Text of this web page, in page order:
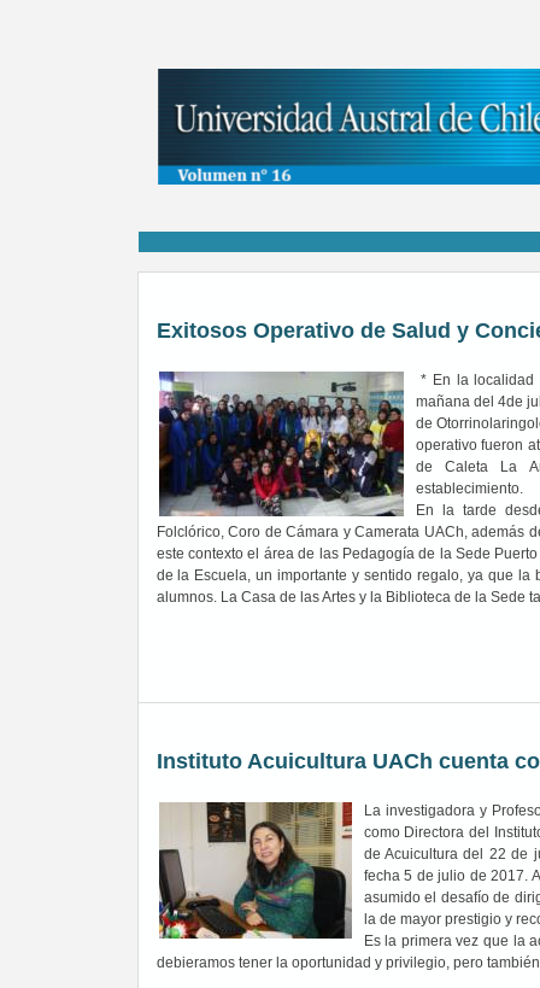
Exitosos Operativo de Salud y
* En la localidad
mañana del 4de
de
operativo fueron
de Caleta La
establecimiento.
En la tarde
Folclórico, Coro de Cámara y Camerata UACh, además
este contexto el área de las Pedagogía de la Sede
de la Escuela, un importante y sentido regalo, ya que
alumnos. La Casa de las Artes y la Biblioteca de la Sede
Instituto Acuicultura UACh cuenta
La investigadora y
como Directora del
de Acuicultura del 22 de
fecha 5 de julio de 2017.
asumido el desafío de
la de mayor prestigio y
Es la primera vez que la
debieramos tener la oportunidad y privilegio, pero